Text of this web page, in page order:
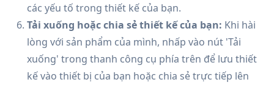
các yếu tố trong thiết kế của bạn.
Tải xuống hoặc chia sẻ thiết kế của bạn: Khi hài
lòng với sản phẩm của mình, nhấp vào nút 'Tải
xuống' trong thanh công cụ phía trên để lưu thiết
kế vào thiết bị của bạn hoặc chia sẻ trực tiếp lên